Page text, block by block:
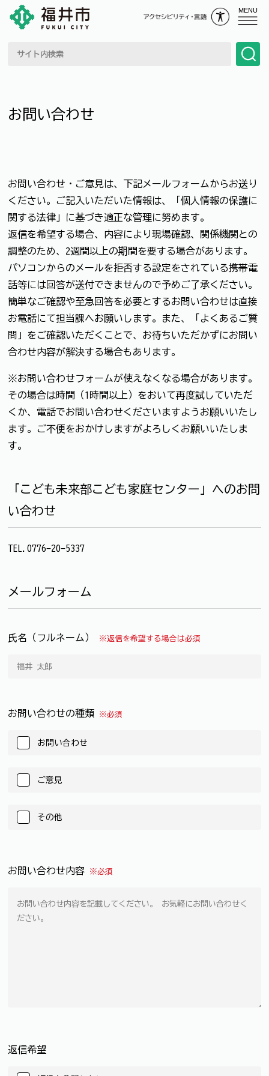
MENU
お問い合わせ
お問い合わせ・ご意見は、下記メールフォームからお送り
ください。ご記入いただいた情報は、「個人情報の保護に
関する法律」に基づき適正な管理に努めます。
返信を希望する場合、内容により現場確認、関係機関との
調整のため、2週間以上の期間を要する場合があります。
パソコンからのメールを拒否する設定をされている携帯電
話等には回答が送付できませんので予めご了承ください。
簡単なご確認や至急回答を必要とするお問い合わせは直接
お電話にて担当課へお願いします。また、「よくあるご質
問」をご確認いただくことで、お待ちいただかずにお問い
合わせ内容が解決する場合もあります。
※お問い合わせフォームが使えなくなる場合があります。
その場合は時間（1時間以上）をおいて再度試していただ
くか、電話でお問い合わせくださいますようお願いいたし
ます。ご不便をおかけしますがよろしくお願いいたしま
す。
「こども未来部こども家庭センター」へのお問
い合わせ
TEL.0776-20-5337
メールフォーム
氏名（フルネーム） ※返信を希望する場合は必須
お問い合わせの種類 ※必須
お問い合わせ
ご意見
その他
お問い合わせ内容 ※必須
返信希望